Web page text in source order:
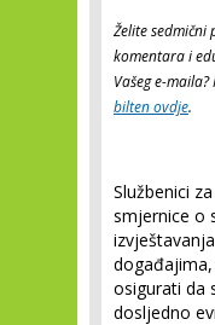
Želite sedmični
komentara i
Vašeg e-
bilten ovdje.
Službenici
smjernice o
osigurati da
dosljedno